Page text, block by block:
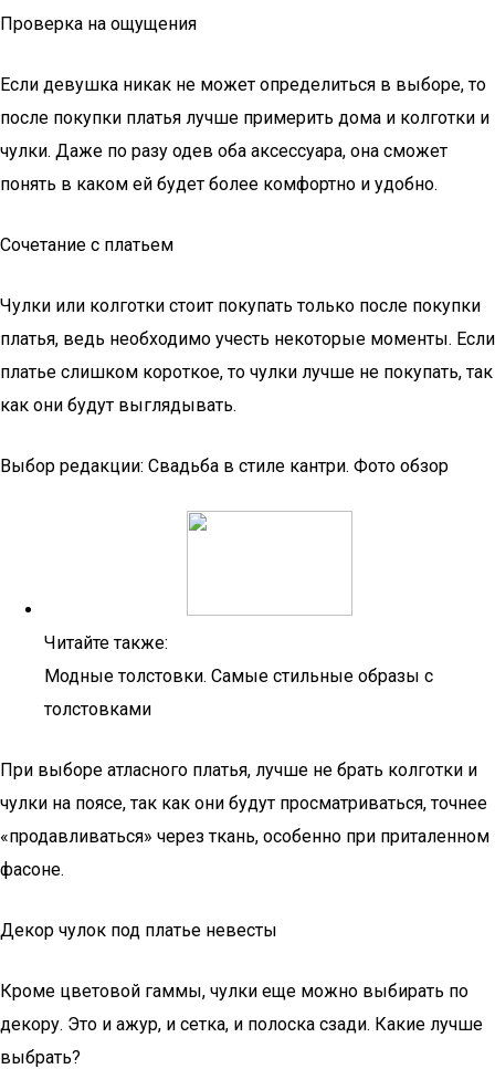
Проверка на ощущения
Если девушка никак не может определиться в выборе, то
после покупки платья лучше примерить дома и колготки и
чулки. Даже по разу одев оба аксессуара, она сможет
понять в каком ей будет более комфортно и удобно.
Сочетание с платьем
Чулки или колготки стоит покупать только после покупки
платья, ведь необходимо учесть некоторые моменты. Если
платье слишком короткое, то чулки лучше не покупать, так
как они будут выглядывать.
Выбор редакции: Свадьба в стиле кантри. Фото обзор
Читайте также:
Модные толстовки. Самые стильные образы с
толстовками
При выборе атласного платья, лучше не брать колготки и
чулки на поясе, так как они будут просматриваться, точнее
«продавливаться» через ткань, особенно при приталенном
фасоне.
Декор чулок под платье невесты
Кроме цветовой гаммы, чулки еще можно выбирать по
декору. Это и ажур, и сетка, и полоска сзади. Какие лучше
выбрать?